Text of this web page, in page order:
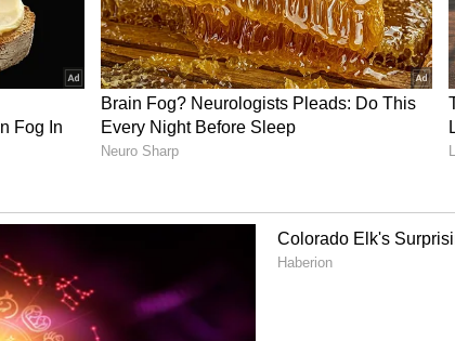
-2 வில் சாய்பல்லவியா?
சூப்பர் அப்டேட்
தூக்க மாத்திரையை வைத்து தீவிரவாதிகளை
விட்டதாக பேசிக் கொண்டிருக்கின்றனர்.
செவிலியரிடம் தகாத முறையில்
ஒருத்தர் இதை அறிந்த பாரதி மற்றும்
இருக்கின்றார். எப்படியாவது அந்த
என முடிவு செய்கிறார் பாரதி. இன்று
வேலைகளை துவங்குகின்றனர். அதற்காக
அமைச்சரையும் அழைத்து
மருத்துவர்களும் வந்து விடுகிறார்கள்.